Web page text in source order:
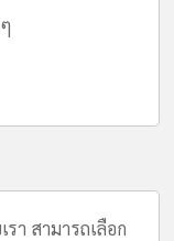
า สามารถเลือก